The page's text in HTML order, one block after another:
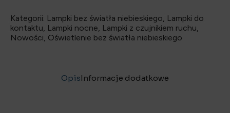
Kategorii: Lampki bez światła niebieskiego, Lampki do
kontaktu, Lampki nocne, Lampki z czujnikiem ruchu,
Nowości, Oświetlenie bez światła niebieskiego
OpisInformacje dodatkowe